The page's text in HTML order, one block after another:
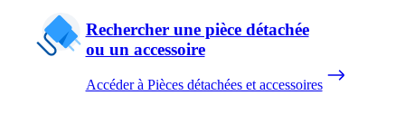
Rechercher une pièce détachée
ou un accessoire
Accéder à Pièces détachées et accessoires